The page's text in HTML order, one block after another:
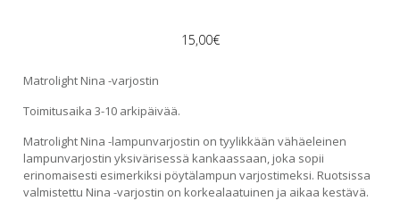
15,00€
Matrolight Nina -varjostin
Toimitusaika 3-10 arkipäivää.
Matrolight Nina -lampunvarjostin on tyylikkään vähäeleinen
lampunvarjostin yksivärisessä kankaassaan, joka sopii
erinomaisesti esimerkiksi pöytälampun varjostimeksi. Ruotsissa
valmistettu Nina -varjostin on korkealaatuinen ja aikaa kestävä.